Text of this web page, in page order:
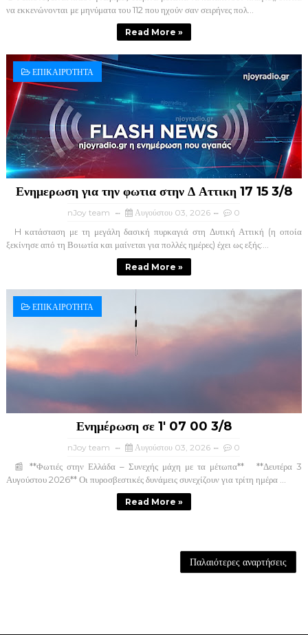
να εκκενώνονται με μηνύματα του 112 που ηχούν σαν σειρήνες πολ...
Read More »
ΕΠΙΚΑΙΡΌΤΗΤΑ
Ενημερωση για την φωτια στην Δ Αττικη 17 15 3/8
nJoy team Αυγούστου 03, 2026 0
H κατάσταση με τη μεγάλη δασική πυρκαγιά στη Δυτική Αττική (η οποία
ξεκίνησε από τη Βοιωτία και μαίνεται για πολλές ημέρες) έχει ως εξής:...
Read More »
ΕΠΙΚΑΙΡΟΤΗΤΑ
Ενημέρωση σε 1' 07 00 3/8
nJoy team Αυγούστου 03, 2026 0
📰 **Φωτιές στην Ελλάδα – Συνεχής μάχη με τα μέτωπα** **Δευτέρα 3
Αυγούστου 2026** Οι πυροσβεστικές δυνάμεις συνεχίζουν για τρίτη ημέρα ...
Read More »
Παλαιότερες αναρτήσεις